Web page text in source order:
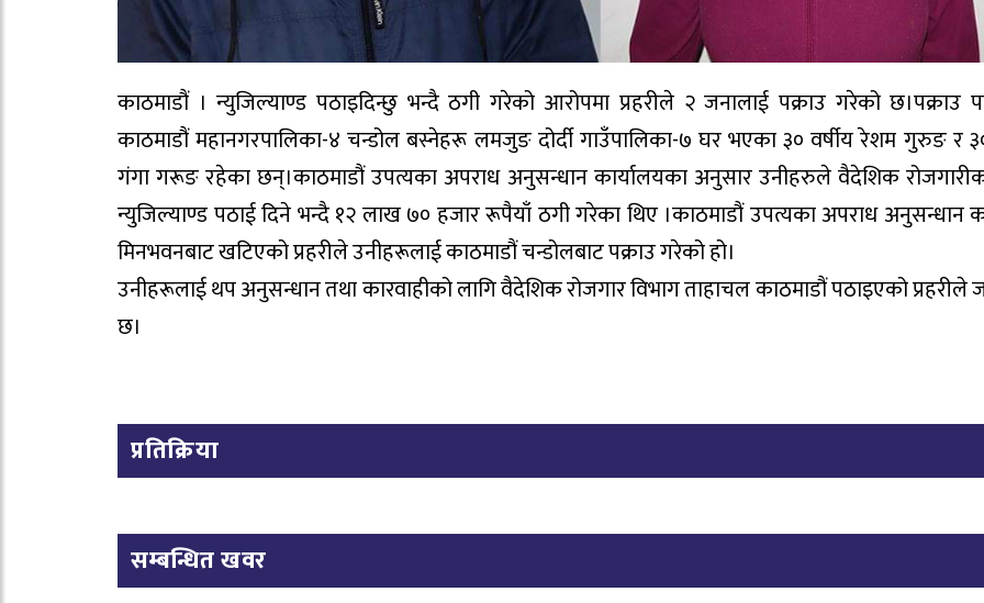
काठमाडौं । न्युजिल्याण्ड पठाइदिन्छु भन्दै ठगी गरेको आरोपमा प्रहरीले २ जनालाई पक्राउ गरेको छ।पक्राउ
काठमाडौं महानगरपालिका-४ चन्डोल बस्नेहरू लमजुङ दोर्दी गाउँपालिका-७ घर भएका ३० वर्षीय रेशम गुरुङ र
गंगा गरूङ रहेका छन्।काठमाडौं उपत्यका अपराध अनुसन्धान कार्यालयका अनुसार उनीहरुले वैदेशिक
न्युजिल्याण्ड पठाई दिने भन्दै १२ लाख ७० हजार रूपैयाँ ठगी गरेका थिए ।काठमाडौं उपत्यका अपराध अनुसन्धान
मिनभवनबाट खटिएको प्रहरीले उनीहरूलाई काठमाडौं चन्डोलबाट पक्राउ गरेको हो।
उनीहरूलाई थप अनुसन्धान तथा कारवाहीको लागि वैदेशिक रोजगार विभाग ताहाचल काठमाडौं पठाइएको प्रहरीले
छ।
प्रतिक्रिया
सम्बन्धित खवर